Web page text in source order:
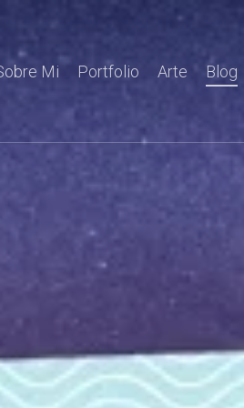
Mi Portfolio Arte Blog